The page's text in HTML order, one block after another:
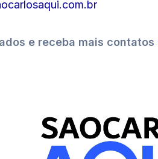
e receba mais contatos